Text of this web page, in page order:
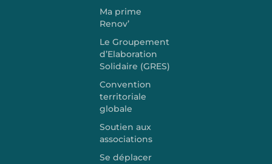
Ma prime
Renov’
Le Groupement
d’Elaboration
Solidaire (GRES)
Convention
territoriale
globale
Soutien aux
associations
Se déplacer